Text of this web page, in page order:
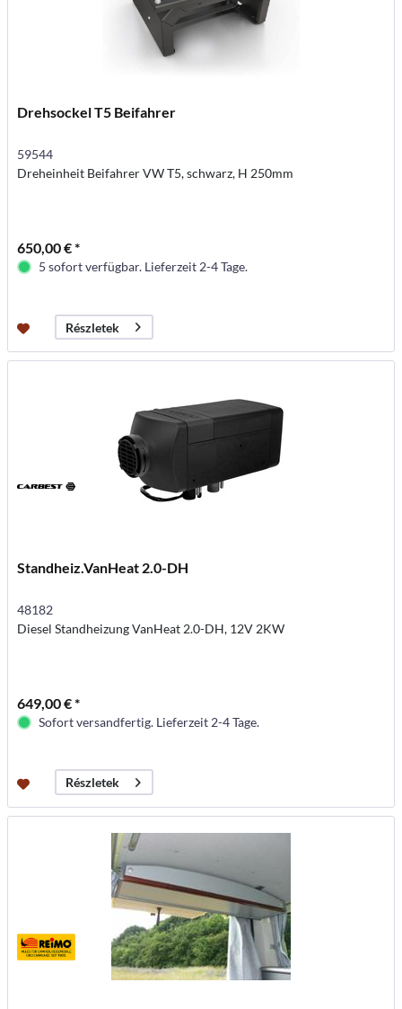
Drehsockel T5 Beifahrer
59544
Dreheinheit Beifahrer VW T5, schwarz, H 250mm
650,00 € *
5 sofort verfügbar. Lieferzeit 2-4 Tage.
Részletek
Standheiz.VanHeat 2.0-DH
48182
Diesel Standheizung VanHeat 2.0-DH, 12V 2KW
649,00 € *
Sofort versandfertig. Lieferzeit 2-4 Tage.
Részletek